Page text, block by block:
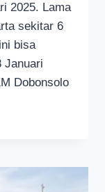
2025. Lama
sekitar 6
bisa
Januari
Dobonsolo